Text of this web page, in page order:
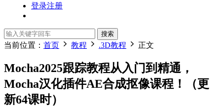
登录注册
搜索
当前位置： 首页 教程 .3D教程 正文
Mocha2025跟踪教程从入门到精通，
Mocha汉化插件AE合成抠像课程！（更
新64课时）